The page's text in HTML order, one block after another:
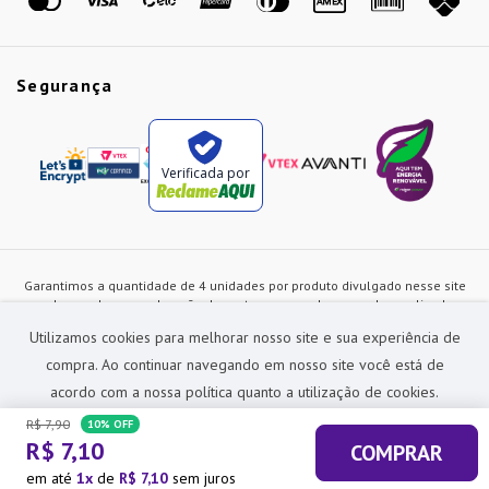
Utilizamos cookies para melhorar nosso site e sua experiência de
compra. Ao continuar navegando em nosso site você está de
acordo com a nossa política quanto a utilização de cookies.
R$ 7,90 10% OFF
R$ 7,10
em até 1 de R$ 7,10 sem juros
COMPRAR
Segurança
Verificada por
Garantimos a quantidade de 4 unidades por produto divulgado nesse site
ou de acordo com a duração dos estoques, sendo as vendas realizadas
alterados a qualquer instante sem prévia comunicação e são exclusivos
para a loja virtual, não restando nenhuma obrigação de prática similar nas
lojas físicas da rede Preçolandia. Todas as imagens dos produtos são
meramente ilustrativas.
Preçolandia Comercial Ltda CNPJ: 62.270.186/0011-28
sac@precolandia.com.br - (11) 5445-1010